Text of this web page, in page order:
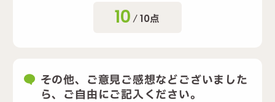
10 /10点
その他、ご意見ご感想などございました
ら、ご自由にご記入ください。